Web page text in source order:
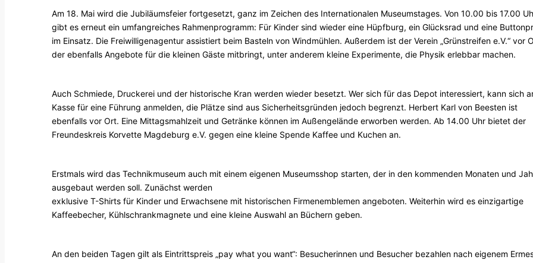
Am 18. Mai wird die Jubiläumsfeier fortgesetzt, ganz im Zeichen des Internationalen Museumstages. Von 10.00 bis 17.00
gibt es erneut ein umfangreiches Rahmenprogramm: Für Kinder sind wieder eine Hüpfburg, ein Glücksrad und eine
im Einsatz. Die Freiwilligenagentur assistiert beim Basteln von Windmühlen. Außerdem ist der Verein „Grünstreifen e.V.“ vor
der ebenfalls Angebote für die kleinen Gäste mitbringt, unter anderem kleine Experimente, die Physik erlebbar machen.
Auch Schmiede, Druckerei und der historische Kran werden wieder besetzt. Wer sich für das Depot interessiert, kann sich
Kasse für eine Führung anmelden, die Plätze sind aus Sicherheitsgründen jedoch begrenzt. Herbert Karl von Beesten ist
ebenfalls vor Ort. Eine Mittagsmahlzeit und Getränke können im Außengelände erworben werden. Ab 14.00 Uhr bietet der
Freundeskreis Korvette Magdeburg e.V. gegen eine kleine Spende Kaffee und Kuchen an.
Erstmals wird das Technikmuseum auch mit einem eigenen Museumsshop starten, der in den kommenden Monaten und
ausgebaut werden soll. Zunächst werden
exklusive T-Shirts für Kinder und Erwachsene mit historischen Firmenemblemen angeboten. Weiterhin wird es einzigartige
Kaffeebecher, Kühlschrankmagnete und eine kleine Auswahl an Büchern geben.
An den beiden Tagen gilt als Eintrittspreis „pay what you want“: Besucherinnen und Besucher bezahlen nach eigenem